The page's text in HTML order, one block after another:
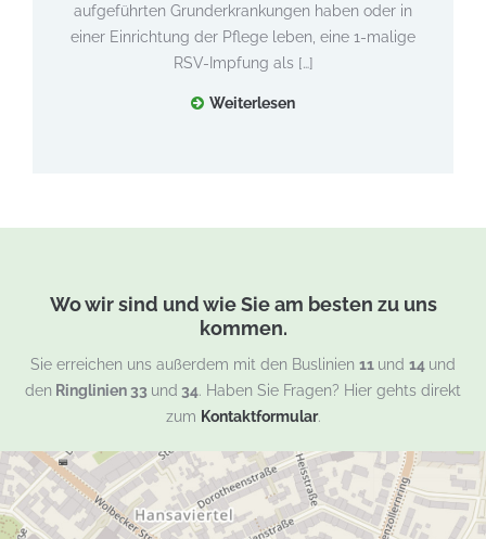
aufgeführten Grunderkrankungen haben oder in
einer Einrichtung der Pflege leben, eine 1-malige
RSV-Impfung als […]
Weiterlesen
Wo wir sind und wie Sie am besten zu uns
kommen.
Sie erreichen uns außerdem mit den Buslinien 11 und 14 und
den Ringlinien 33 und 34. Haben Sie Fragen? Hier gehts direkt
zum Kontaktformular.